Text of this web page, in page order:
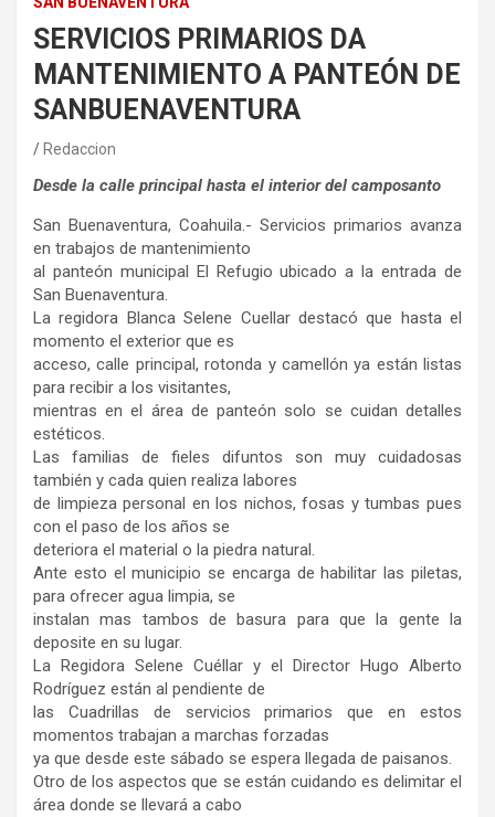
SERVICIOS PRIMARIOS DA
MANTENIMIENTO A PANTEÓN DE
SANBUENAVENTURA
Redaccion
Desde la calle principal hasta el interior del camposanto
San Buenaventura, Coahuila.- Servicios primarios avanza
en trabajos de mantenimiento
al panteón municipal El Refugio ubicado a la entrada de
San Buenaventura.
La regidora Blanca Selene Cuellar destacó que hasta el
momento el exterior que es
acceso, calle principal, rotonda y camellón ya están listas
para recibir a los visitantes,
mientras en el área de panteón solo se cuidan detalles
estéticos.
Las familias de fieles difuntos son muy cuidadosas
también y cada quien realiza labores
de limpieza personal en los nichos, fosas y tumbas pues
con el paso de los años se
deteriora el material o la piedra natural.
Ante esto el municipio se encarga de habilitar las piletas,
para ofrecer agua limpia, se
instalan mas tambos de basura para que la gente la
deposite en su lugar.
La Regidora Selene Cuéllar y el Director Hugo Alberto
Rodríguez están al pendiente de
las Cuadrillas de servicios primarios que en estos
momentos trabajan a marchas forzadas
ya que desde este sábado se espera llegada de paisanos.
Otro de los aspectos que se están cuidando es delimitar el
área donde se llevará a cabo